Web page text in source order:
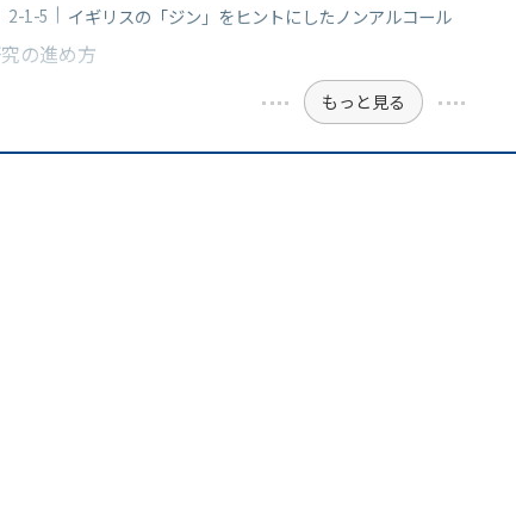
イギリスの「ジン」をヒントにしたノンアルコール
の進め方
もっと見る